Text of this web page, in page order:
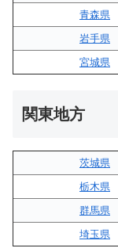
青森県
岩手県
宮城県
関東地方
茨城県
栃木県
群馬県
埼玉県